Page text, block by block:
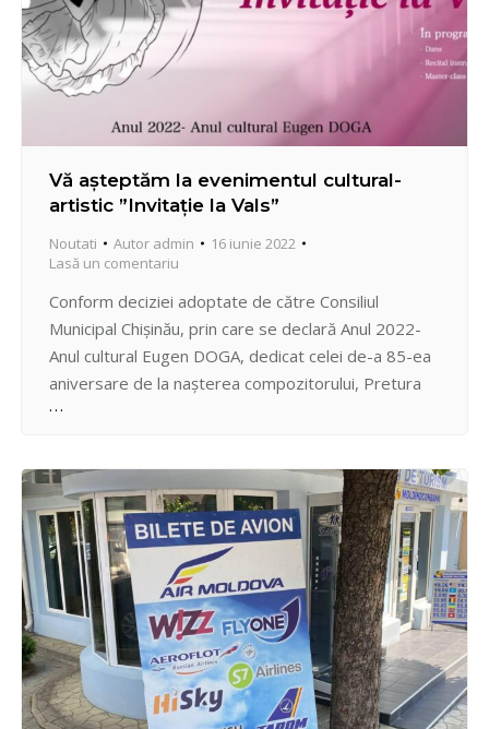
Vă așteptăm la evenimentul cultural-
artistic ”Invitație la Vals”
Noutati Autor admin
16 iunie 2022
Lasă un comentariu
Conform deciziei adoptate de către Consiliul
Municipal Chișinău, prin care se declară Anul 2022-
Anul cultural Eugen DOGA, dedicat celei de-a 85-ea
aniversare de la nașterea compozitorului, Pretura
sectorului Centru organizează un eveniment
operei și personalității lui Eugen Doga cu genericul
”Invitație la Vals”. Sâmbătă, 18 iunie 2022, ora…